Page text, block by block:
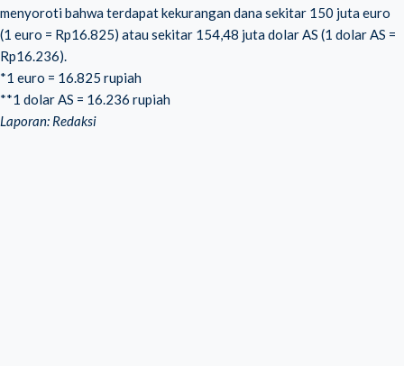
menyoroti bahwa terdapat kekurangan dana sekitar 150 juta euro
(1 euro = Rp16.825) atau sekitar 154,48 juta dolar AS (1 dolar AS =
Rp16.236).
*1 euro = 16.825 rupiah
**1 dolar AS = 16.236 rupiah
Laporan: Redaksi